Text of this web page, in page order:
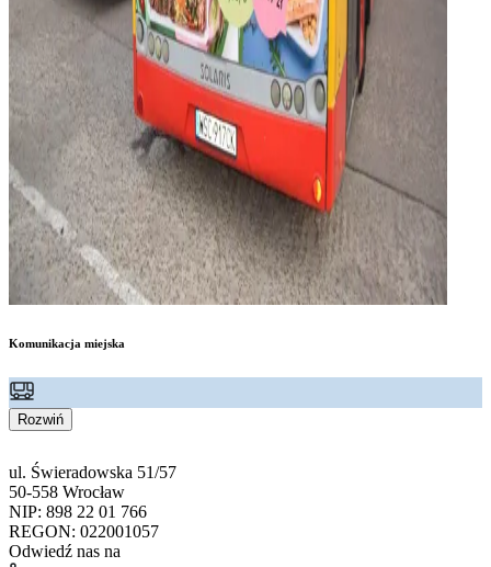
Komunikacja miejska
Rozwiń
ul. Świeradowska 51/57
50-558 Wrocław
NIP: 898 22 01 766
REGON: 022001057
Odwiedź nas na